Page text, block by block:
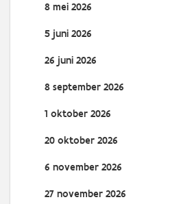
8 mei 2026
5 juni 2026
26 juni 2026
8 september 2026
1 oktober 2026
20 oktober 2026
6 november 2026
27 november 2026